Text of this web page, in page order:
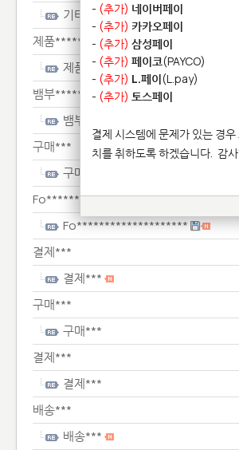
기타**************
제품*******
제품*******
뱀부******************************
뱀부
구매***
구매***
Fo********************
Fo********************
결제***
결제***
구매***
구매***
결제***
결제***
배송***
배송***
- (추가) 네이버페이
- (추가) 카카오페이
- (추가) 삼성페이
- (추가) 페이코(PAYCO)
- (추가) L.페이(L.pay)
- (추가) 토스페이
결제 시스템에 문제가 있는 경
치를 취하도록 하겠습니다. 감